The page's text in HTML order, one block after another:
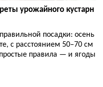
урожайного кустарн
посадки: осень
с расстоянием 50–70 см
правила — и ягоды